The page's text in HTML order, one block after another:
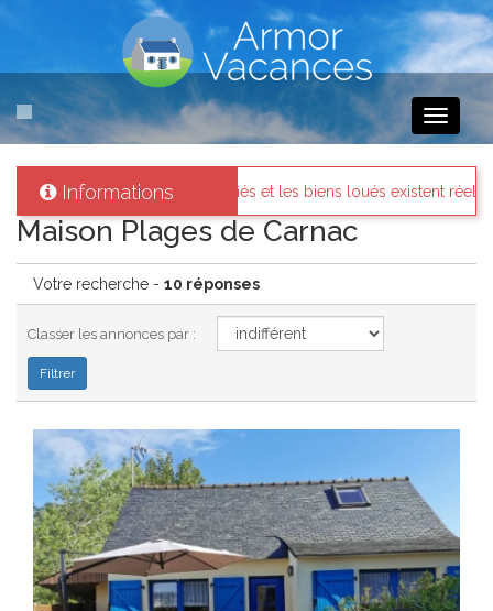
Toggle
Informations
les biens loués existent réellement. Messages des
Maison Plages de Carnac
Votre recherche - 10 réponses
Classer les annonces par :